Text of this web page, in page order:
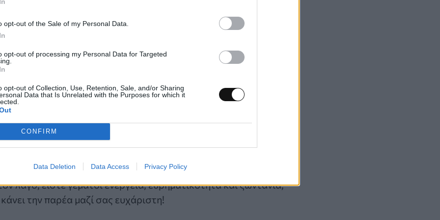
opt-out of the Sale of my Personal Data.
opt-out of processing my Personal Data for Targeted
opt-out of Collection, Use, Retention, Sale, and/or Sharing
Data that Is Unrelated with the Purposes for which it
CONFIRM
Data Deletion Data Access Privacy Policy
μια καταιγίδα βαθιάς σκέψης μαίνεται μέσα στο κεφάλι σας και
σκεφτεί καλά κάτι. Η φαινομενική ηρεμία σας κρύβει μια
επιμονή.
λαγό
για την εγρήγορσή τους, την ταχύτητά τους και δείχνουν ότι
σε κίνηση. Εάν είδατε πρώτα έναν λαγό σε αυτή την οπτική
να είστε ευφυείς, ετοιμόλογοι και με χιούμορ. Δεν σας
πράγματα πιο γρήγορα, κάτι που οι άνθρωποι γύρω σας βρίσκουν
λαγό, είστε γεμάτοι ενέργεια, ευρηματικότητα και ζωντάνια,
την παρέα μαζί σας ευχάριστη!